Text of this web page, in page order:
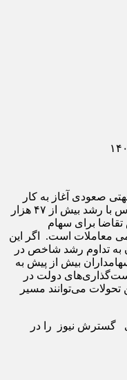
با جهتی صعودی آغاز به کار
کرد و در پایان معاملات، شاخص کل بورس با رشد بیش از ۴۷ هزار
برای سهام
معاملات است. اگر این
به تداوم رشد شاخص در
بیش از پیش به
دولت در
می‌توانند مسیر
گسترش نیوز را در